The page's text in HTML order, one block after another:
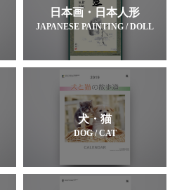
日本画・日本人形
JAPANESE PAINTING / DOLL
犬・猫
DOG / CAT